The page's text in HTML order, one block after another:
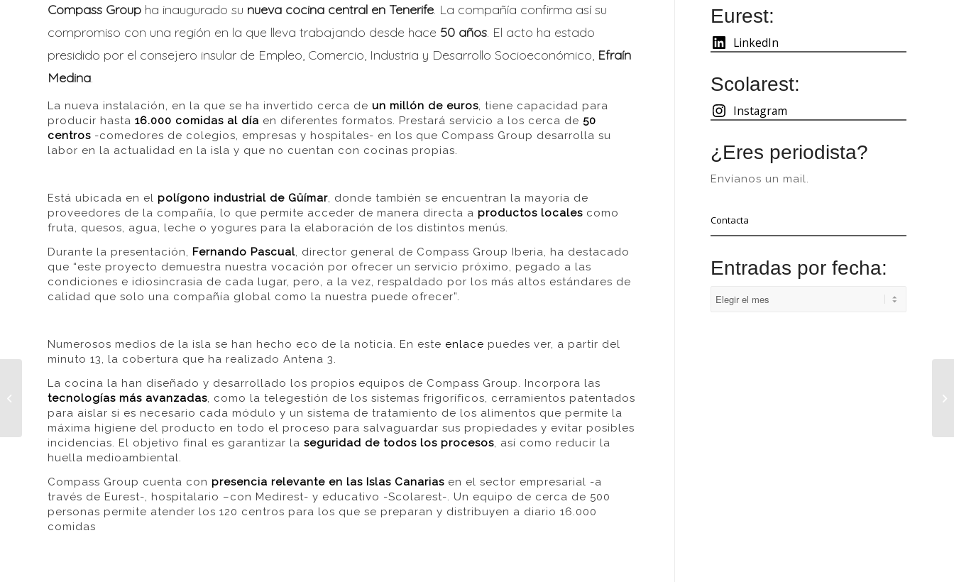
Compass Group ha inaugurado su nueva cocina central en Tenerife. La compañía confirma así su
compromiso con una región en la que lleva trabajando desde hace 50 años. El acto ha estado
presidido por el consejero insular de Empleo, Comercio, Industria y Desarrollo Socioeconómico, Efraín
Medina.
La nueva instalación, en la que se ha invertido cerca de un millón de euros, tiene capacidad para
producir hasta 16.000 comidas al día en diferentes formatos. Prestará servicio a los cerca de 50
centros -comedores de colegios, empresas y hospitales- en los que Compass Group desarrolla su
labor en la actualidad en la isla y que no cuentan con cocinas propias.
Está ubicada en el polígono industrial de Güímar, donde también se encuentran la mayoría de
proveedores de la compañía, lo que permite acceder de manera directa a productos locales como
fruta, quesos, agua, leche o yogures para la elaboración de los distintos menús.
Durante la presentación, Fernando Pascual, director general de Compass Group Iberia, ha destacado
que “este proyecto demuestra nuestra vocación por ofrecer un servicio próximo, pegado a las
condiciones e idiosincrasia de cada lugar, pero, a la vez, respaldado por los más altos estándares de
calidad que solo una compañía global como la nuestra puede ofrecer”.
Numerosos medios de la isla se han hecho eco de la noticia. En este enlace puedes ver, a partir del
minuto 13, la cobertura que ha realizado Antena 3.
La cocina la han diseñado y desarrollado los propios equipos de Compass Group. Incorpora las
tecnologías más avanzadas, como la telegestión de los sistemas frigoríficos, cerramientos patentados
para aislar si es necesario cada módulo y un sistema de tratamiento de los alimentos que permite la
máxima higiene del producto en todo el proceso para salvaguardar sus propiedades y evitar posibles
incidencias. El objetivo final es garantizar la seguridad de todos los procesos, así como reducir la
huella medioambiental.
Compass Group cuenta con presencia relevante en las Islas Canarias en el sector empresarial -a
través de Eurest-, hospitalario –con Medirest- y educativo -Scolarest-. Un equipo de cerca de 500
personas permite atender los 120 centros para los que se preparan y distribuyen a diario 16.000
comidas
Eurest:
LinkedIn
Scolarest:
Instagram
¿Eres periodista?
Envíanos un mail.
Contacta
Entradas por fecha:
Peio Cruz (Lead Chef
de Unilever Food
Solutions) responde a
5 preguntas sobre...